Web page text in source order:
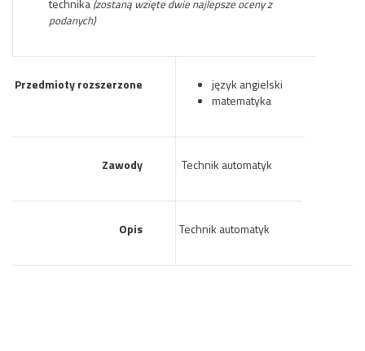
technika (zostaną wzięte dwie najlepsze oceny z
podanych)
Przedmioty rozszerzone
język angielski
matematyka
Zawody Technik automatyk
Opis Technik automatyk